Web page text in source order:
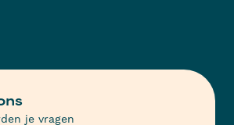
je vragen